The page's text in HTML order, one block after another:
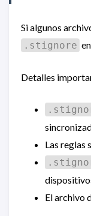
Si algunos
.stignore
Detalles
Las reglas
El archivo